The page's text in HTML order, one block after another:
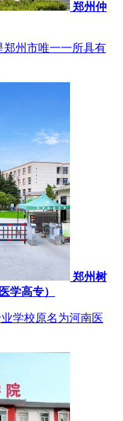
郑州仲
郑州市唯一一所具有
郑州树
学高专）
学校原名为河南医